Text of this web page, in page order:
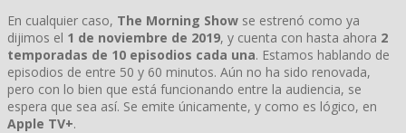
En cualquier caso, The Morning Show se estrenó como ya
dijimos el 1 de noviembre de 2019, y cuenta con hasta ahora 2
temporadas de 10 episodios cada una. Estamos hablando de
episodios de entre 50 y 60 minutos. Aún no ha sido renovada,
pero con lo bien que está funcionando entre la audiencia, se
espera que sea así. Se emite únicamente, y como es lógico, en
Apple TV+.